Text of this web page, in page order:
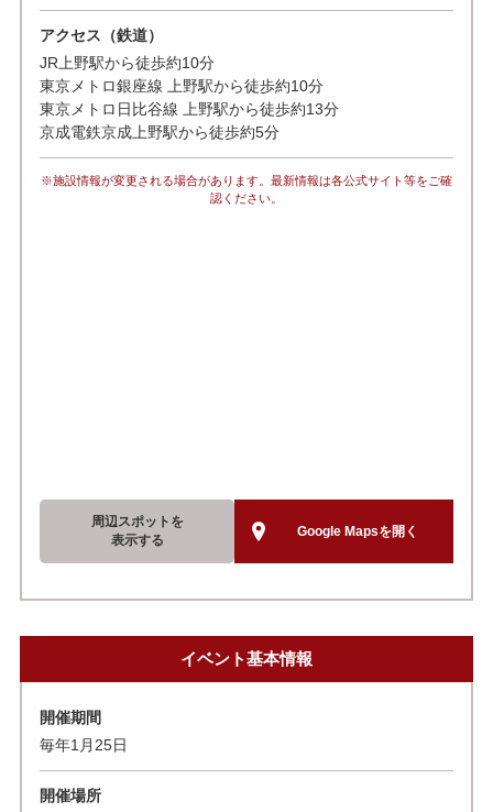
アクセス（鉄道）
JR上野駅から徒歩約10分
東京メトロ銀座線 上野駅から徒歩約10分
東京メトロ日比谷線 上野駅から徒歩約13分
京成電鉄京成上野駅から徒歩約5分
※施設情報が変更される場合があります。最新情報は各公式サイト等をご確
認ください。
周辺スポットを
表示する
Google Mapsを開く
イベント基本情報
開催期間
毎年1月25日
開催場所